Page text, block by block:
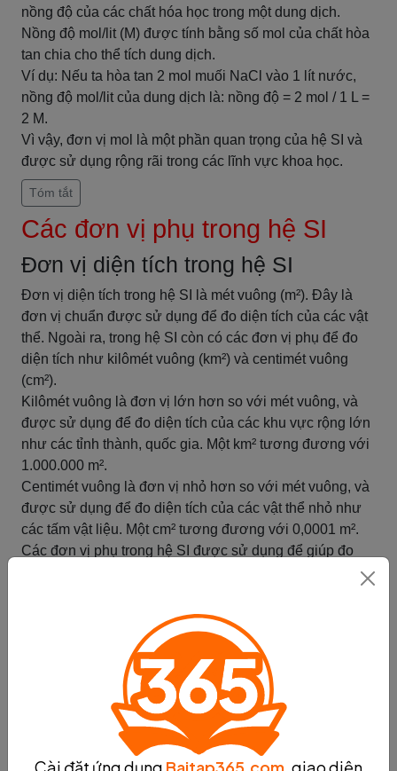
nồng độ của các chất hóa học trong một dung dịch.
Nồng độ mol/lit (M) được tính bằng số mol của chất hòa
tan chia cho thể tích dung dịch.
Ví dụ: Nếu ta hòa tan 2 mol muối NaCl vào 1 lít nước,
nồng độ mol/lit của dung dịch là: nồng độ = 2 mol / 1 L =
2 M.
Vì vậy, đơn vị mol là một phần quan trọng của hệ SI và
được sử dụng rộng rãi trong các lĩnh vực khoa học.
Tóm tắt
Các đơn vị phụ trong hệ SI
Đơn vị diện tích trong hệ SI
Đơn vị diện tích trong hệ SI là mét vuông (m²). Đây là
đơn vị chuẩn được sử dụng để đo diện tích của các vật
thể. Ngoài ra, trong hệ SI còn có các đơn vị phụ để đo
diện tích như kilômét vuông (km²) và centimét vuông
(cm²).
Kilômét vuông là đơn vị lớn hơn so với mét vuông, và
được sử dụng để đo diện tích của các khu vực rộng lớn
như các tỉnh thành, quốc gia. Một km² tương đương với
1.000.000 m².
Centimét vuông là đơn vị nhỏ hơn so với mét vuông, và
được sử dụng để đo diện tích của các vật thể nhỏ như
các tấm vật liệu. Một cm² tương đương với 0,0001 m².
Các đơn vị phụ trong hệ SI được sử dụng để giúp đo
cho kết quả đo đạc chính xác hơn.
Đơn vị thể tích trong hệ SI
Đơn vị thể tích là đơn vị đo lường khối lượng của một
vật chất. Trong hệ SI, đơn vị thể tích chính là mét khối
(m³). Tuy nhiên, trong một số trường hợp, ta có thể sử